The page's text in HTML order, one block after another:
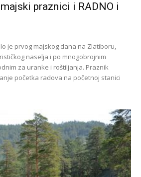
praznici i RADNO i
je prvog majskog dana na Zlatiboru,
naselja i po mnogobrojnim
za uranke i roštiljanja. Praznik
početka radova na početnoj stanici